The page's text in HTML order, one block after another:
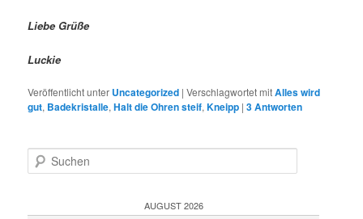
Liebe Grüße
Luckie
Veröffentlicht unter Uncategorized |Verschlagwortet mitAlles wird
gut, Badekristalle,Halt die Ohren steif,Kneipp |3Antworten
u
AUGUST 2026